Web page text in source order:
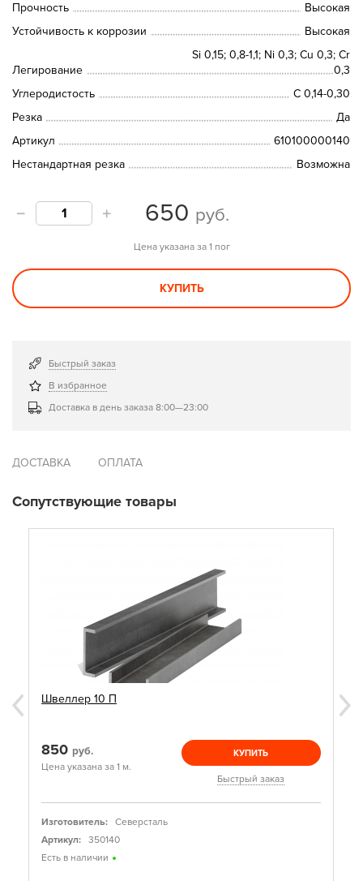
Прочность
Высокая
Устойчивость к коррозии
Высокая
Легирование
Si 0,15; 0,8-1,1; Ni 0,3; Сu 0,3; Cr
0,3
Углеродистость
C 0,14-0,30
Резка
Да
Артикул
610100000140
Нестандартная резка
Возможна
650 руб.
Цена указана за 1 пог
КУПИТЬ
Быстрый заказ
В избранное
Доставка в день заказа 8:00—23:00
ДОСТАВКА ОПЛАТА
Сопутствующие товары
Швеллер 10 П
850 руб.
Цена указана за 1 м.
КУПИТЬ
Быстрый заказ
Изготовитель:
Северсталь
Артикул:
350140
Есть в наличии